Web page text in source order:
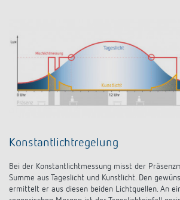
Konstantlichtregelung
Bei der Konstantlichtmessung misst der
Summe aus Tageslicht und Kunstlicht. Den
ermittelt er aus diesen beiden Lichtquellen. An